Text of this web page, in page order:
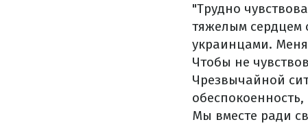
"Трудно
тяжелым сердцем
украинцами. Меня
Чтобы не
Чрезвычайной
Мы вместе ради